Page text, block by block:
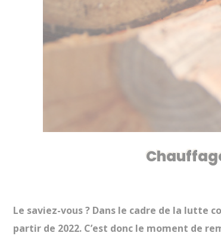
Le saviez-vous ? Dans le cadre de la lutte
partir de 2022. C’est donc le moment de